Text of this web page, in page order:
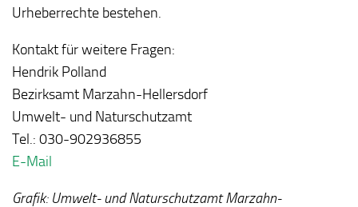
Urheberrechte bestehen.
Kontakt für weitere Fragen:
Hendrik Polland
Bezirksamt Marzahn-Hellersdorf
Umwelt- und Naturschutzamt
Tel.: 030-902936855
E-Mail
Grafik: Umwelt- und Naturschutzamt Marzahn-